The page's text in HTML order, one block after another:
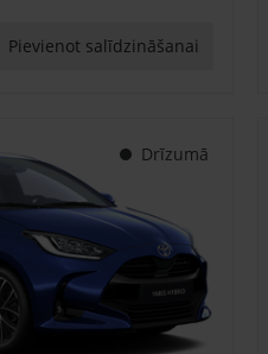
Pievienot salīdzināšanai
Drīzumā